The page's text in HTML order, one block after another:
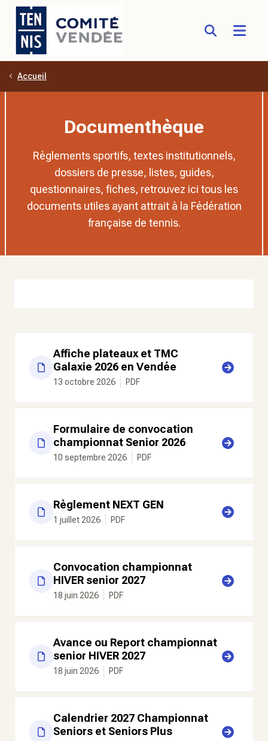
Aller au contenu principal
Accueil
Documenthèque
Règlements sportifs, textes institutionnels,
dossiers de presse, listes, guides,
questionnaires, fiches, retrouvez ici tous les
documents utiles ayant attrait à la Fédération
française de tennis.
Affiche plateaux et TMC
Galaxie 2026 en Vendée
13 octobre 2026 PDF
Formulaire de convocation
championnat Senior 2026
10 septembre 2026 PDF
Règlement NEXT GEN
1 juillet 2026 PDF
Convocation championnat
HIVER senior 2027
18 juin 2026 PDF
Avance ou Report championnat
senior HIVER 2027
18 juin 2026 PDF
Calendrier 2027 Championnat
Seniors et Seniors Plus